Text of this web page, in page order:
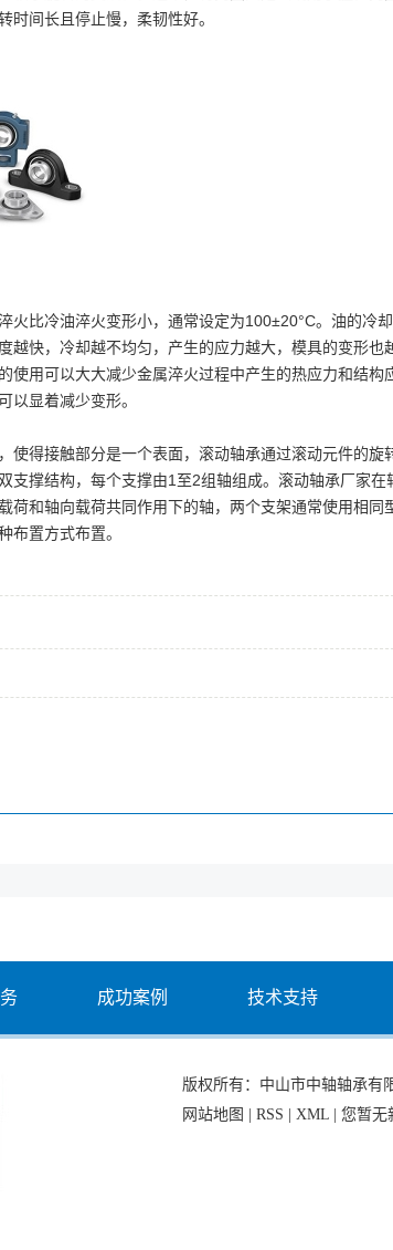
间长且停止慢，柔韧性好。
比冷油淬火变形小，通常设定为100±20°C。油的冷
快，冷却越不均匀，产生的应力越大，模具的变形也
使用可以大大减少金属淬火过程中产生的热应力和结构
以显着减少变形。
使得接触部分是一个表面，滚动轴承通过滚动元件的旋
支撑结构，每个支撑由1至2组轴组成。滚动轴承厂家在
荷和轴向载荷共同作用下的轴，两个支架通常使用相同
布置方式布置。
成功案例 技术支持
版权所有：中山市中轴轴承有
网站地图
RSS XML 您暂无